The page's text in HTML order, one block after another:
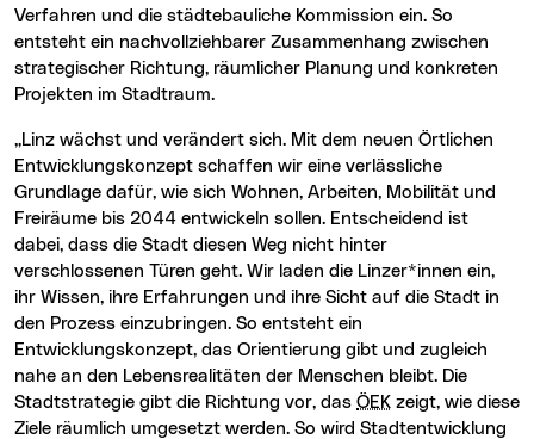
Verfahren und die städtebauliche Kommission ein. So
entsteht ein nachvollziehbarer Zusammenhang zwischen
strategischer Richtung, räumlicher Planung und konkreten
Projekten im Stadtraum.
„Linz wächst und verändert sich. Mit dem neuen Örtlichen
Entwicklungskonzept schaffen wir eine verlässliche
Grundlage dafür, wie sich Wohnen, Arbeiten, Mobilität und
Freiräume bis 2044 entwickeln sollen. Entscheidend ist
dabei, dass die Stadt diesen Weg nicht hinter
verschlossenen Türen geht. Wir laden die Linzer*innen ein,
ihr Wissen, ihre Erfahrungen und ihre Sicht auf die Stadt in
den Prozess einzubringen. So entsteht ein
Entwicklungskonzept, das Orientierung gibt und zugleich
nahe an den Lebensrealitäten der Menschen bleibt. Die
Stadtstrategie gibt die Richtung vor, das ÖEK zeigt, wie diese
Ziele räumlich umgesetzt werden. So wird Stadtentwicklung